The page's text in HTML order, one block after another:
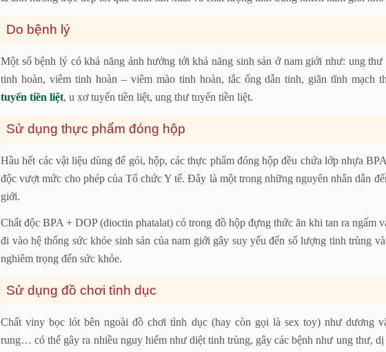
Do bệnh lý
Một số bệnh lý có khả năng ảnh hưởng tới khả năng sinh sản ở nam giới như: ung thư
tinh hoàn, viêm tinh hoàn – viêm mào tinh hoàn, tắc ống dẫn tinh, giãn tĩnh mạch
tuyến tiền liệt, u xơ tuyến tiền liệt, ung thư tuyến tiền liệt.
Sử dụng thực phẩm đóng hộp
Hầu hết các vật liệu dùng để gói, hộp, các thực phẩm đóng hộp đều chứa lớp nhựa
độc vượt mức cho phép của Tổ chức Y tế. Đây là một trong những nguyên nhân dẫn
giới.
Chất độc BPA + DOP (dioctin phatalat) có trong đồ hộp đựng thức ăn khi tan ra ngấm
đi vào hệ thống sức khỏe sinh sản của nam giới gây suy yếu đến số lượng tinh trùng
nghiêm trọng đến sức khỏe.
Sử dụng đồ chơi tình dục
Chất viny bọc lót bên ngoài đồ chơi tình dục (hay còn gọi là sex toy) như dương
rung… có thể gây ra nhiều nguy hiểm như diệt tinh trùng, gây các bệnh như ung thư,